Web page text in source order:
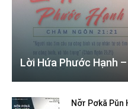
Lời Hứa Phước Hạnh
Nơ̆r Pơkă Pŭn